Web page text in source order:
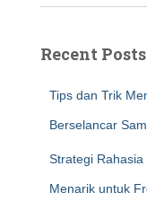
Recent Posts
Tips dan Trik
Berselancar
Strategi
Menarik untuk